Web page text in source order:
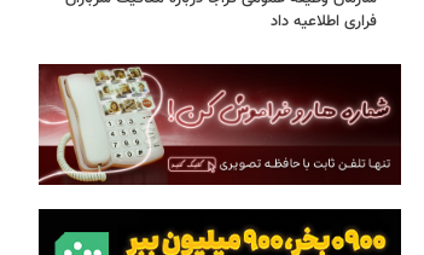
فراری اطلاعیه داد